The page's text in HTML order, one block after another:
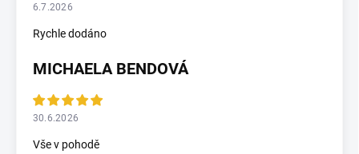
6.7.2026
Rychle dodáno
MICHAELA BENDOVÁ
30.6.2026
Vše v pohodě